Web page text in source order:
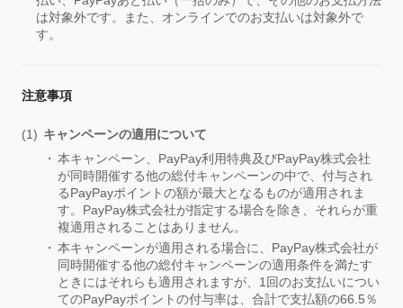
は対象外です。また、オンラインでのお支払いは対象外で
す。
注意事項
キャンペーンの適用について
本キャンペーン、PayPay利用特典及びPayPay株式会社
が同時開催する他の総付キャンペーンの中で、付与され
るPayPayポイントの額が最大となるものが適用されま
す。PayPay株式会社が指定する場合を除き、それらが重
複適用されることはありません。
本キャンペーンが適用される場合に、PayPay株式会社が
同時開催する他の総付キャンペーンの適用条件を満たす
ときにはそれらも適用されますが、1回のお支払いについ
てのPayPayポイントの付与率は、合計で支払額の66.5％